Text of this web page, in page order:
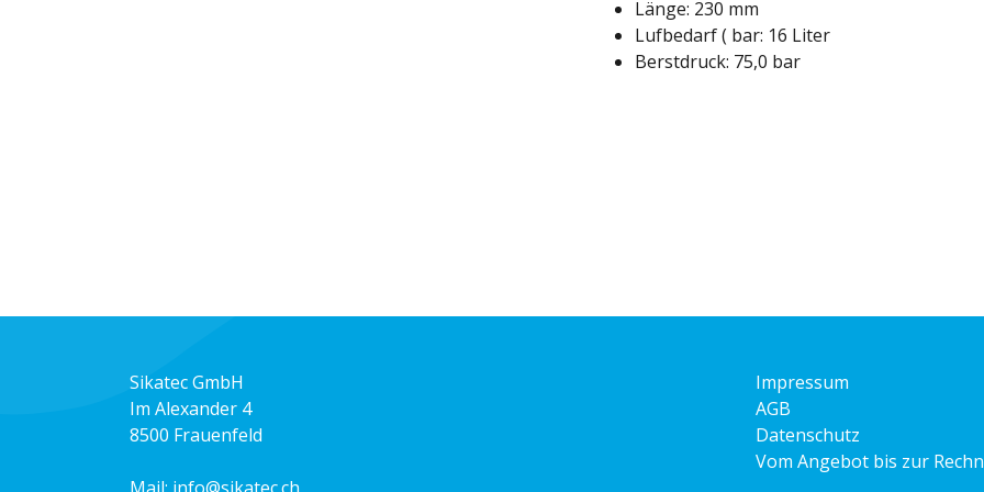
Länge: 230 mm
Lufbedarf ( bar: 16 Liter
Berstdruck: 75,0 bar
Sikatec GmbH
Im Alexander 4
8500 Frauenfeld
Impressum
AGB
Datenschutz
Vom Angebot bis zur